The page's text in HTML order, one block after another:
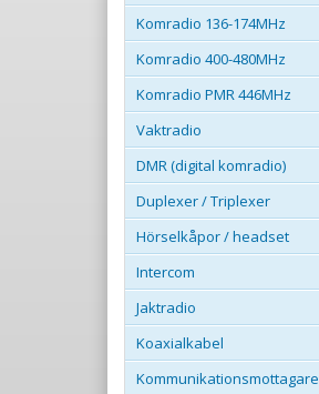
Komradio 136-174MHz
Komradio 400-480MHz
Komradio PMR 446MHz
Vaktradio
DMR (digital komradio)
Duplexer / Triplexer
Hörselkåpor / headset
Intercom
Jaktradio
Koaxialkabel
Kommunikationsmottagare